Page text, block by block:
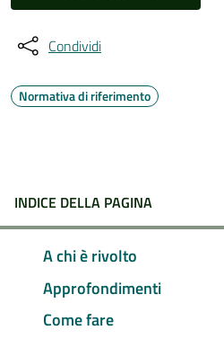
Condividi
Normativa di riferimento
INDICE DELLA PAGINA
A chi è rivolto
Approfondimenti
Come fare